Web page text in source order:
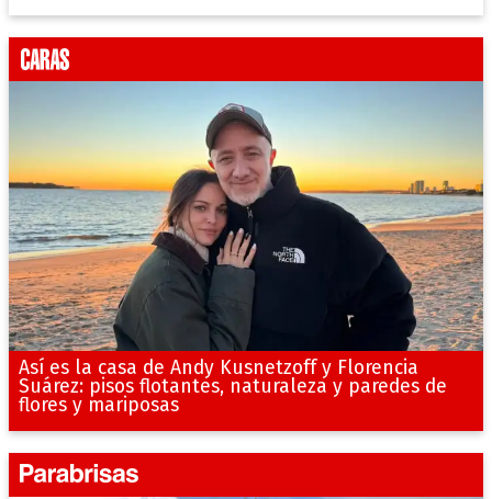
Así es la casa de Andy Kusnetzoff y Florencia
Suárez: pisos flotantes, naturaleza y paredes de
flores y mariposas